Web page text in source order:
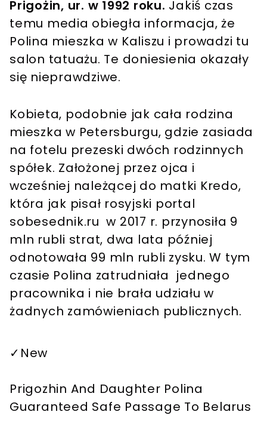
Prigożin, ur. w 1992 roku. Jakiś czas
temu media obiegła informacja, że
Polina mieszka w Kaliszu i prowadzi tu
salon tatuażu. Te doniesienia okazały
się nieprawdziwe.
Kobieta, podobnie jak cała rodzina
mieszka w Petersburgu, gdzie zasiada
na fotelu prezeski dwóch rodzinnych
spółek. Założonej przez ojca i
wcześniej należącej do matki Kredo,
która jak pisał rosyjski portal
sobesednik.ru w 2017 r. przynosiła 9
mln rubli strat, dwa lata później
odnotowała 99 mln rubli zysku. W tym
czasie Polina zatrudniała jednego
pracownika i nie brała udziału w
żadnych zamówieniach publicznych.
✓New
Prigozhin And Daughter Polina
Guaranteed Safe Passage To Belarus